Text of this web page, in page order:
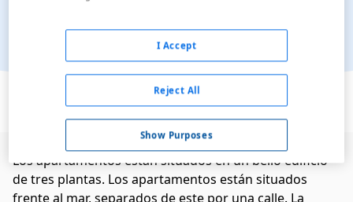
Ver en el mapa
Los apartamentos están situados en un bello edificio
de tres plantas. Los apartamentos están situados
frente al mar, separados de este por una calle. La
Show Purposes
Reject All
I Accept